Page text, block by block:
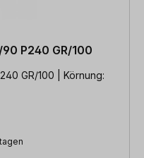
P240 GR/100
GR/100 | Körnung: